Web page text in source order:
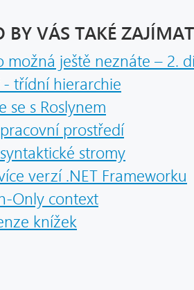
BY VÁS TAKÉ ZAJÍMAT
možná ještě neznáte – 2.
třídní hierarchie
se s Roslynem
prostředí
stromy
verzí .NET Frameworku
Only context
knížek